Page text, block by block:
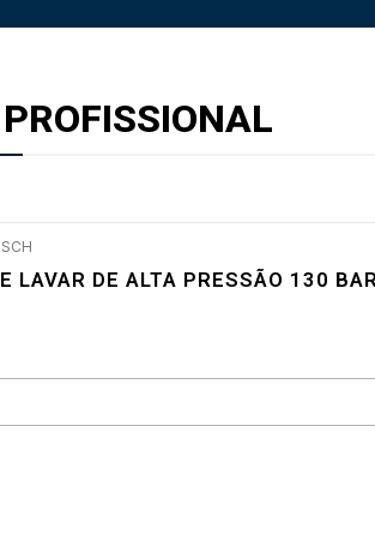
LAVAR DE ALTA PRESSÃO 130